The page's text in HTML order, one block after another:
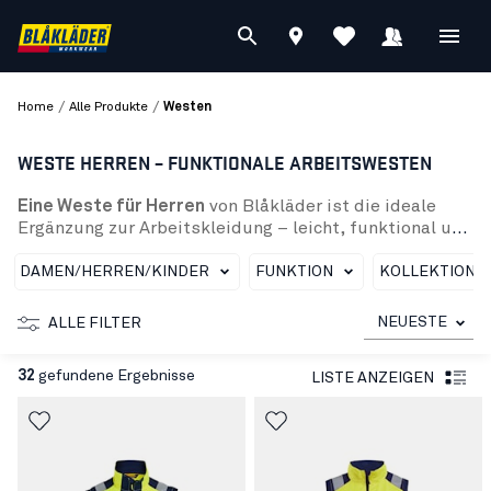
Home / Alle Produkte / Westen
WESTE HERREN – FUNKTIONALE ARBEITSWESTEN
Eine Weste für Herren von Blåkläder ist die ideale
Ergänzung zur Arbeitskleidung – leicht, funktional und
maximale Bewegungsfreiheit und
auf der Baustelle, bei Montagearbeiten oder im
Handwerk: Eine Arbeitsweste Herren sorgt für
Das Sortiment reicht von der Softshell Weste Herren,
wärmende Fleecewestebis hin zur Wärmeweste für
Vis Westen und Sicherheitswestenmit reflektierenden
DAMEN/HERREN/KINDER FUNKTION
ALLE FILTER NEUESTE
32 gefundene Ergebnisse LISTE ANZEIGEN